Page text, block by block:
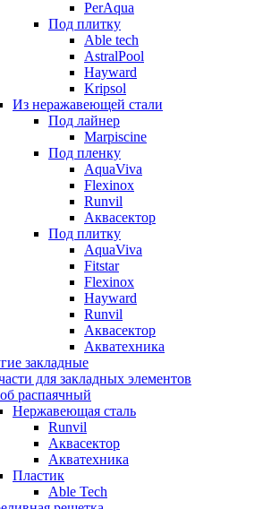
PerAqua
Под плитку
Able tech
AstralPool
Hayward
Kripsol
Из неражавеющей стали
Под лайнер
Marpiscine
Под пленку
AquaViva
Flexinox
Runvil
Аквасектор
Под плитку
AquaViva
Fitstar
Flexinox
Hayward
Runvil
Аквасектор
Акватехника
закладные
для закладных элементов
распаячный
Нержавеющая сталь
Runvil
Аквасектор
Акватехника
Пластик
Able Tech